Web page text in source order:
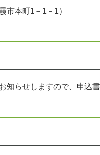
市本町1－1－1）
らせしますので、申込